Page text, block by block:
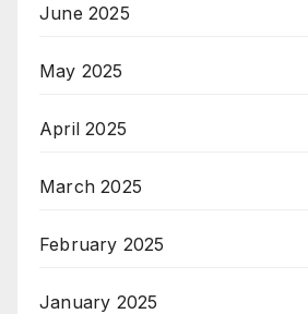
June 2025
May 2025
April 2025
March 2025
February 2025
January 2025